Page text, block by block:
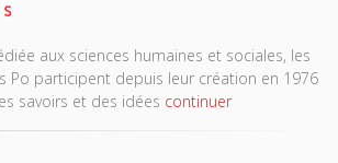
aux sciences humaines et sociales, les
Po participent depuis leur création en 1976
savoirs et des idées continuer